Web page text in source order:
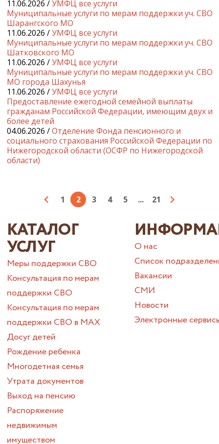
11.06.2026 /УМФЦ все услуги
Муниципальные услуги по мерам поддержки уч. СВО
Шарангского МО
11.06.2026 /УМФЦ все услуги
Муниципальные услуги по мерам поддержки уч. СВО
Шатковского МО
11.06.2026 /УМФЦ все услуги
Муниципальные услуги по мерам поддержки уч. СВО
МО города Шахунья
11.06.2026 /УМФЦ все услуги
Предоставление ежегодной семейной выплаты
гражданам Российской Федерации, имеющим двух и
более детей
04.06.2026 /Отделение Фонда пенсионного и
социального страхования Российской Федерации по
Нижегородской области (ОСФР по Нижегородской
области)
1 2 3 4 5 ... 21
КАТАЛОГ
УСЛУГ
Меры поддержки СВО
Консультация по мерам
поддержки СВО
Консультация по мерам
поддержки СВО в МАХ
Досуг детей
Рождение ребенка
Многодетная семья
Утрата документов
Выход на пенсию
Распоряжение
недвижимым
имуществом
О нас
Список
Вакансии
СМИ
Новости
Электронные